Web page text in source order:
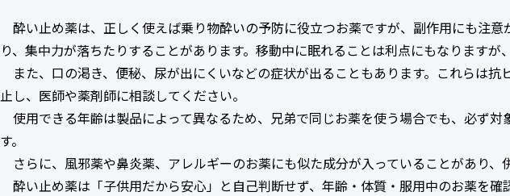
酔い止め薬は、正しく使えば乗り物酔いの予防に役立つお薬ですが、副作用にも注
り、集中力が落ちたりすることがあります。移動中に眠れることは利点にもなりますが
また、口の渇き、便秘、尿が出にくいなどの症状が出ることもあります。これらは
止し、医師や薬剤師に相談してください。
使用できる年齢は製品によって異なるため、兄弟で同じお薬を使う場合でも、必ず
す。
さらに、風邪薬や鼻炎薬、アレルギーのお薬にも似た成分が入っていることがあり、
酔い止め薬は「子供用だから安心」と自己判断せず、年齢・体質・服用中のお薬を確